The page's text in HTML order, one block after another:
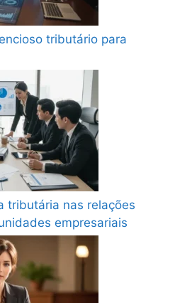
tributário para
tributária nas relações
empresariais